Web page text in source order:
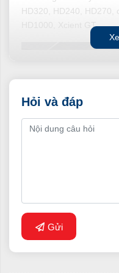
HD320, HD240, HD270,
HD1000, Xcient GT
Các dòng xe tải
Hỏi và đáp
Gửi